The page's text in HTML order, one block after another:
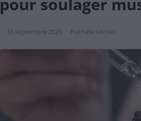
16 septembre 2023 Nathalie Leclerc